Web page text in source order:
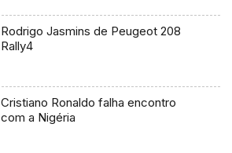
Rodrigo Jasmins de Peugeot 208
Rally4
Cristiano Ronaldo falha encontro
com a Nigéria